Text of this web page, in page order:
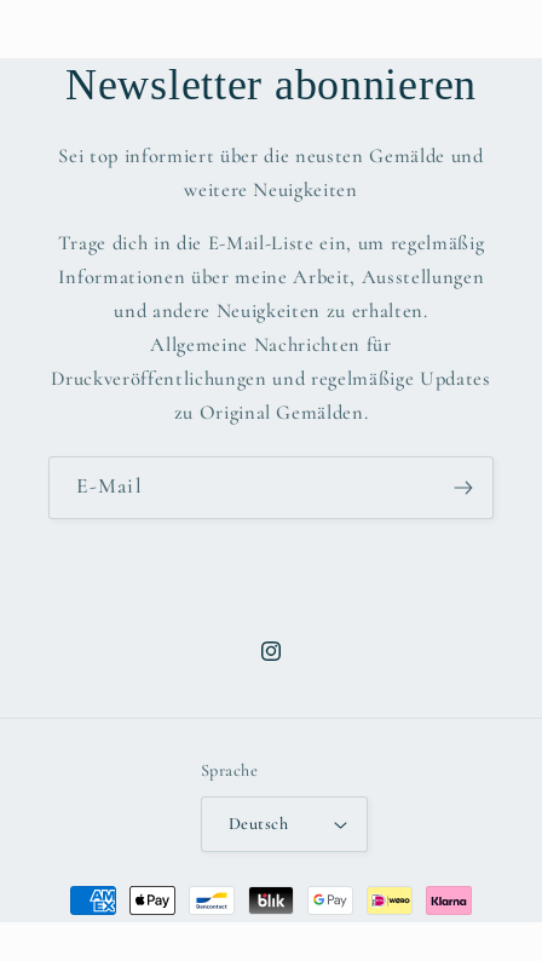
Newsletter abonnieren
Sei top informiert über die neusten Gemälde und
weitere Neuigkeiten
Trage dich in die E-Mail-Liste ein, um regelmäßig
Informationen über meine Arbeit, Ausstellungen
und andere Neuigkeiten zu erhalten.
Allgemeine Nachrichten für
Druckveröffentlichungen und regelmäßige Updates
zu Original Gemälden.
E-Mail
Instagram
Sprache
Deutsch
Zahlungsmethoden